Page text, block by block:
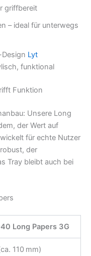
griffbereit
– ideal für unterwegs
Lyt
funktional
Funktion
Unsere Long
der Wert auf
für echte Nutzer
der
Tray bleibt auch bei
Long Papers 3G
110 mm)